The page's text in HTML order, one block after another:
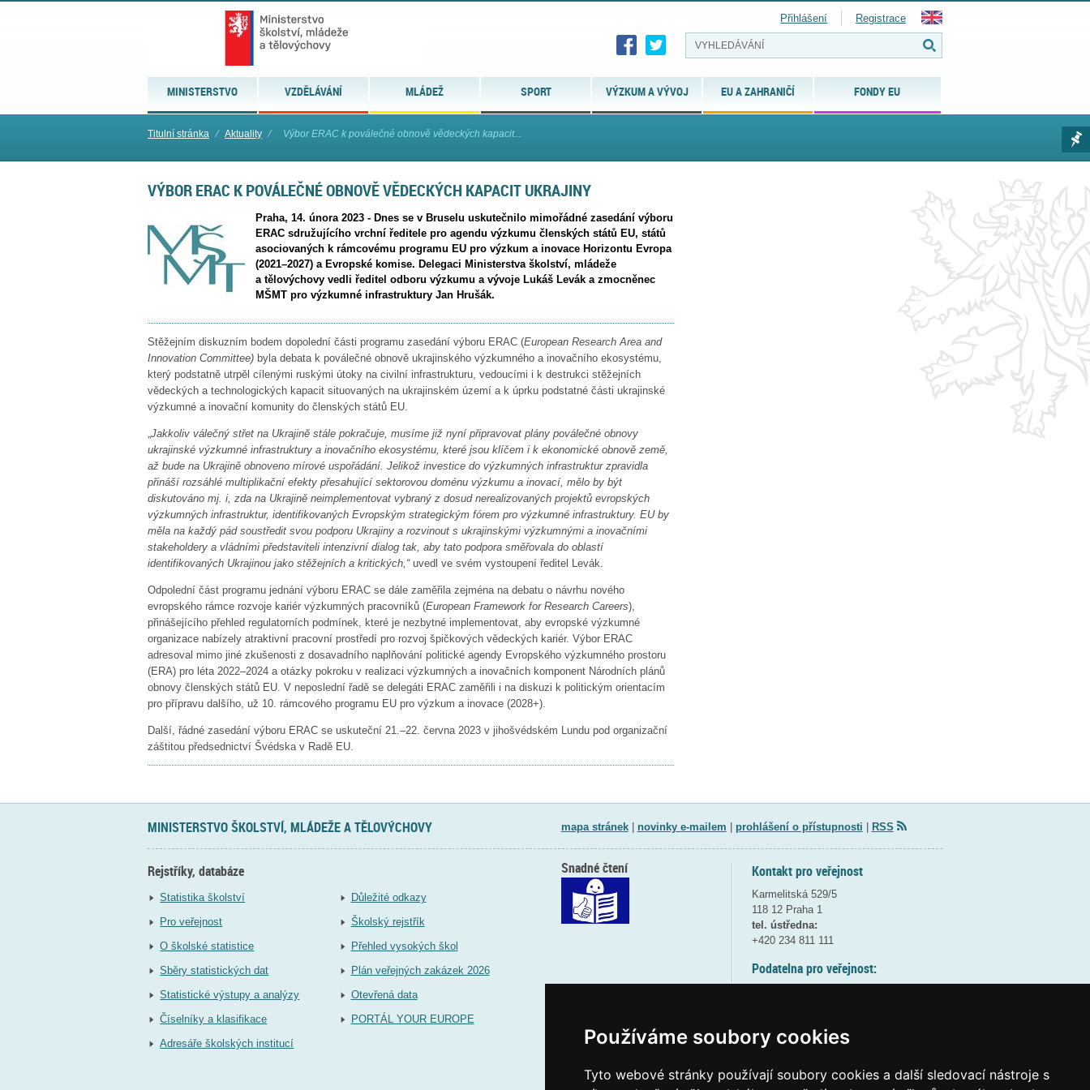
Používáme soubory cookies
Tyto webové stránky používají soubory cookies a další sledovací nástroje s
MINISTERSTVO VZDĚLÁVÁNÍ MLÁDEŽ SPORT VÝZKUM A VÝVOJ EU A ZAHRANIČÍ FONDY EU
Přihlášení Registrace
Titulní stránka ⁄ Aktuality ⁄ Výbor ERAC k poválečné obnově vědeckých kapacit...
VÝBOR ERAC K POVÁLEČNÉ OBNOVĚ VĚDECKÝCH KAPACIT UKRAJINY
Praha, 14. února 2023 - Dnes se v Bruselu uskutečnilo mimořádné zasedání výboru
ERAC sdružujícího vrchní ředitele pro agendu výzkumu členských států EU, států
asociovaných k rámcovému programu EU pro výzkum a inovace Horizontu Evropa
(2021–2027) a Evropské komise. Delegaci Ministerstva školství, mládeže
a tělovýchovy vedli ředitel odboru výzkumu a vývoje Lukáš Levák a zmocněnec
MŠMT pro výzkumné infrastruktury Jan Hrušák.
Stěžejním diskuzním bodem dopolední části programu zasedání výboru ERAC (European Research Area and
Innovation Committee) byla debata k poválečné obnově ukrajinského výzkumného a inovačního ekosystému,
který podstatně utrpěl cílenými ruskými útoky na civilní infrastrukturu, vedoucími i k destrukci stěžejních
vědeckých a technologických kapacit situovaných na ukrajinském území a k úprku podstatné části ukrajinské
výzkumné a inovační komunity do členských států EU.
„Jakkoliv válečný střet na Ukrajině stále pokračuje, musíme již nyní připravovat plány poválečné obnovy
ukrajinské výzkumné infrastruktury a inovačního ekosystému, které jsou klíčem i k ekonomické obnově země,
až bude na Ukrajině obnoveno mírové uspořádání. Jelikož investice do výzkumných infrastruktur zpravidla
přináší rozsáhlé multiplikační efekty přesahující sektorovou doménu výzkumu a inovací, mělo by být
diskutováno mj. i, zda na Ukrajině neimplementovat vybraný z dosud nerealizovaných projektů evropských
výzkumných infrastruktur, identifikovaných Evropským strategickým fórem pro výzkumné infrastruktury. EU by
měla na každý pád soustředit svou podporu Ukrajiny a rozvinout s ukrajinskými výzkumnými a inovačními
stakeholdery a vládními představiteli intenzivní dialog tak, aby tato podpora směřovala do oblastí
identifikovaných Ukrajinou jako stěžejních a kritických,“uvedl ve svém vystoupení ředitel Levák.
Odpolední část programu jednání výboru ERAC se dále zaměřila zejména na debatu o návrhu nového
evropského rámce rozvoje kariér výzkumných pracovníků (European Framework for Research Careers),
přinášejícího přehled regulatorních podmínek, které je nezbytné implementovat, aby evropské výzkumné
organizace nabízely atraktivní pracovní prostředí pro rozvoj špičkových vědeckých kariér. Výbor ERAC
adresoval mimo jiné zkušenosti z dosavadního naplňování politické agendy Evropského výzkumného prostoru
(ERA) pro léta 2022–2024 a otázky pokroku v realizaci výzkumných a inovačních komponent Národních plánů
obnovy členských států EU. V neposlední řadě se delegáti ERAC zaměřili i na diskuzi k politickým orientacím
pro přípravu dalšího, už 10. rámcového programu EU pro výzkum a inovace (2028+).
Další, řádné zasedání výboru ERAC se uskuteční 21.–22. června 2023 v jihošvédském Lundu pod organizační
záštitou předsednictví Švédska v Radě EU.
MINISTERSTVO ŠKOLSTVÍ, MLÁDEŽE A TĚLOVÝCHOVY mapa stránek| novinky e-mailem prohlášení o přístupnosti RSS
Rejstříky, databáze
Statistika školství
Pro veřejnost
O školské statistice
Sběry statistických dat
Statistické výstupy a analýzy
Číselníky a klasifikace
Adresáře školských institucí
Důležité odkazy
Školský rejstřík
Přehled vysokých škol
Plán veřejných zakázek 2026
Otevřená data
PORTÁL YOUR EUROPE
Kontakt pro veřejnost
Karmelitská 529/5
118 12 Praha 1
tel. ústředna:
+420 234 811 111
Podatelna pro veřejnost:
(více informací
Snadné čtení